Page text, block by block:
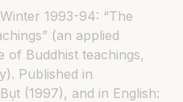
1993-94: “The
(an applied
of Buddhist teachings,
Published in
(1997), and in English: